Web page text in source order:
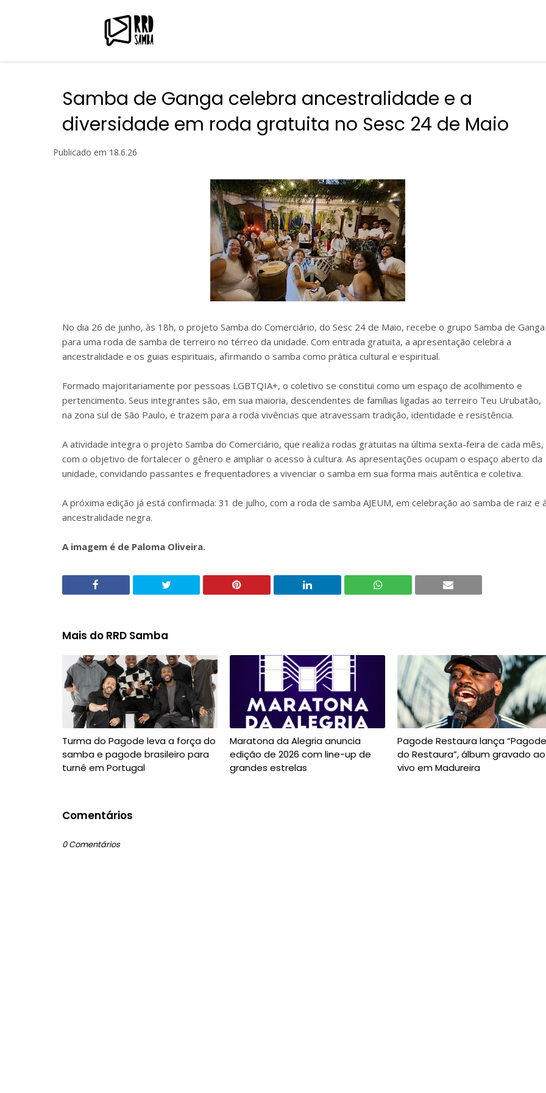
Samba de Ganga celebra ancestralidade e a
diversidade em roda gratuita no Sesc 24 de Maio
Publicado em 18.6.26
No dia 26 de junho, às 18h, o projeto Samba do Comerciário, do Sesc 24 de Maio, recebe o grupo Samba de Ganga
para uma roda de samba de terreiro no térreo da unidade. Com entrada gratuita, a apresentação celebra a
ancestralidade e os guias espirituais, afirmando o samba como prática cultural e espiritual.
Formado majoritariamente por pessoas LGBTQIA+, o coletivo se constitui como um espaço de acolhimento e
pertencimento. Seus integrantes são, em sua maioria, descendentes de famílias ligadas ao terreiro Teu Urubatão,
na zona sul de São Paulo, e trazem para a roda vivências que atravessam tradição, identidade e resistência.
A atividade integra o projeto Samba do Comerciário, que realiza rodas gratuitas na última sexta-feira de cada mês,
com o objetivo de fortalecer o gênero e ampliar o acesso à cultura. As apresentações ocupam o espaço aberto da
unidade, convidando passantes e frequentadores a vivenciar o samba em sua forma mais autêntica e coletiva.
A próxima edição já está confirmada: 31 de julho, com a roda de samba AJEUM, em celebração ao samba de raiz e
ancestralidade negra.
A imagem é de Paloma Oliveira.
Mais do RRD Samba
Turma do Pagode leva a força do
samba e pagode brasileiro para
turnê em Portugal
Maratona da Alegria anuncia
edição de 2026 com line-up de
grandes estrelas
Pagode Restaura lança “Pagode
do Restaura”, álbum gravado ao
vivo em Madureira
Comentários
0 Comentários